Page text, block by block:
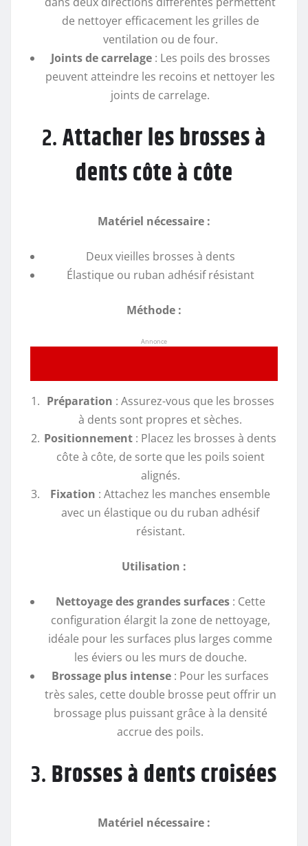
de nettoyer efficacement les grilles de
ventilation ou de four.
Joints de carrelage: Les poils des brosses
peuvent atteindre les recoins et nettoyer les
joints de carrelage.
2.Attacher les brosses à
dents côte à côte
Matériel nécessaire :
Deux vieilles brosses à dents
Élastique ou ruban adhésif résistant
Méthode :
Annonce
Préparation : Assurez-vous que les brosses
à dents sont propres et sèches.
Positionnement : Placez les brosses à dents
côte à côte, de sorte que les poils soient
alignés.
Fixation : Attachez les manches ensemble
avec un élastique ou du ruban adhésif
résistant.
Utilisation :
Nettoyage des grandes surfaces: Cette
configuration élargit la zone de nettoyage,
idéale pour les surfaces plus larges comme
les éviers ou les murs de douche.
Brossage plus intense : Pour les surfaces
très sales, cette double brosse peut offrir un
brossage plus puissant grâce à la densité
accrue des poils.
3.Brosses à dents croisées
Matériel nécessaire :